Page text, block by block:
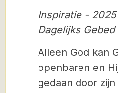
Inspiratie -
Dagelijks Gebed
Alleen God kan
openbaren en
gedaan door